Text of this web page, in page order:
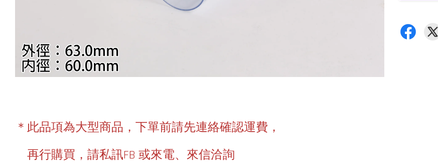
＊此品項為大型商品，下單前請先連絡確認運費，
再行購買，請私訊FB 或來電、來信洽詢